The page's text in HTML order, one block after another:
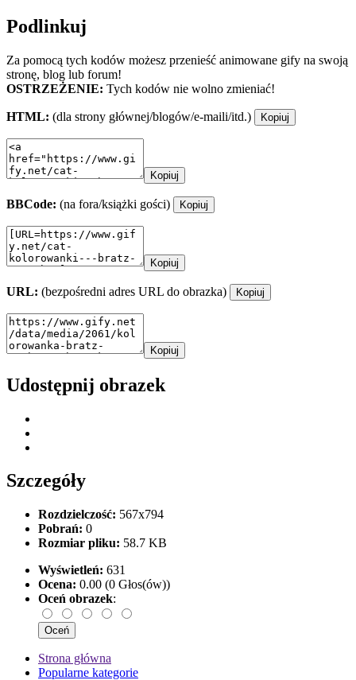
Podlinkuj
Za pomocą tych kodów możesz przenieść animowane gify na swoją
stronę, blog lub forum!
OSTRZEŻENIE: Tych kodów nie wolno zmieniać!
HTML: (dla strony głównej/blogów/e-maili/itd.) Kopiuj
Kopiuj
BBCode: (na fora/książki gości) Kopiuj
Kopiuj
URL: (bezpośredni adres URL do obrazka) Kopiuj
Kopiuj
Udostępnij obrazek
Szczegóły
Rozdzielczość: 567x794
Pobrań: 0
Rozmiar pliku: 58.7 KB
Wyświetleń: 631
Ocena: 0.00 (0 Głos(ów))
Oceń obrazek:
Strona główna
Popularne kategorie